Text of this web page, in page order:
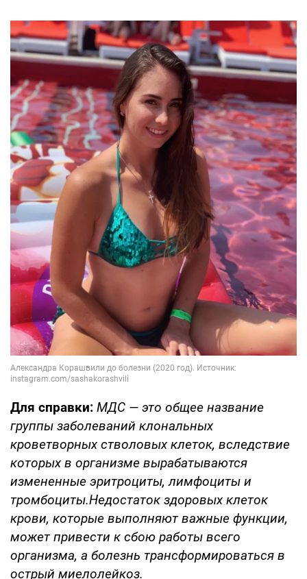
Для справки: МДС — это общее название
группы заболеваний клональных
кроветворных стволовых клеток, вследствие
которых в организме вырабатываются
измененные эритроциты, лимфоциты и
тромбоциты.Недостаток здоровых клеток
крови, которые выполняют важные функции,
может привести к сбою работы всего
организма, а болезнь трансформироваться в
острый миелолейкоз.